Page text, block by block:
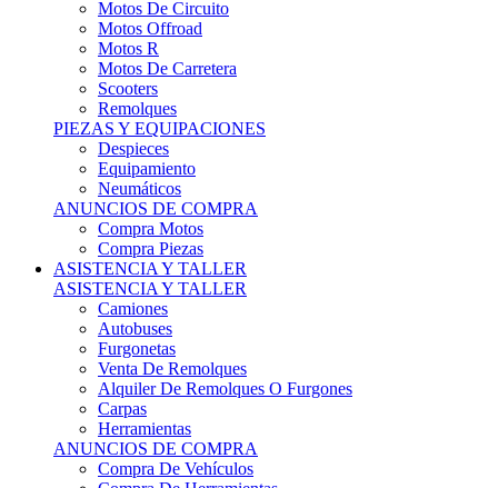
Motos R
Motos De Carretera
Scooters
Remolques
PIEZAS Y EQUIPACIONES
Despieces
Equipamiento
Neumáticos
ANUNCIOS DE COMPRA
Compra Motos
Compra Piezas
ASISTENCIA Y TALLER
ASISTENCIA Y TALLER
Camiones
Autobuses
Furgonetas
Venta De Remolques
Alquiler De Remolques O Furgones
Carpas
Herramientas
ANUNCIOS DE COMPRA
Compra De Vehículos
Compra De Herramientas